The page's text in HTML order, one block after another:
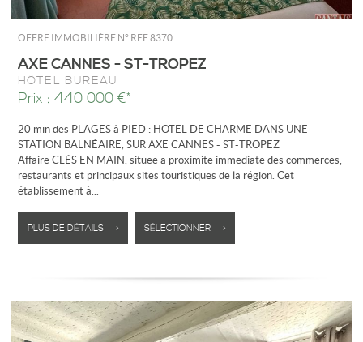
OFFRE IMMOBILIÈRE N° REF 8370
AXE CANNES - ST-TROPEZ
HÔTEL BUREAU
Prix : 440 000 €*
20 min des PLAGES à PIED : HOTEL DE CHARME DANS UNE
STATION BALNÉAIRE, SUR AXE CANNES - ST-TROPEZ
Affaire CLÉS EN MAIN, située à proximité immédiate des commerces,
restaurants et principaux sites touristiques de la région. Cet
établissement à...
PLUS DE DÉTAILS > SÉLECTIONNER >